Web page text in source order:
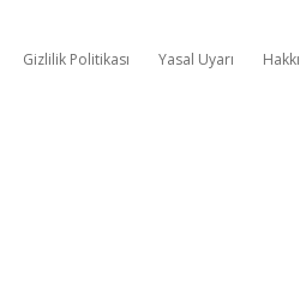
Gizlilik Politikası Yasal Uyarı